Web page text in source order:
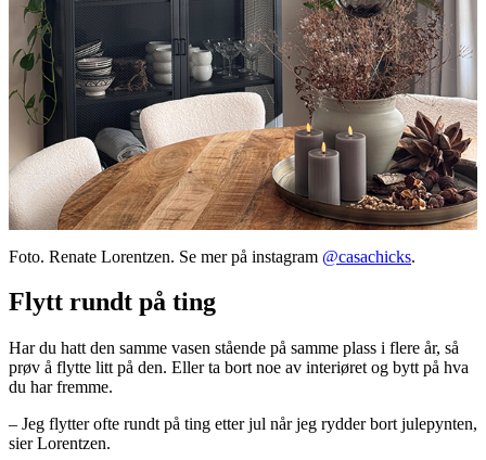
Foto. Renate Lorentzen. Se mer på instagram @casachicks.
Flytt rundt på ting
Har du hatt den samme vasen stående på samme plass i flere år, så
prøv å flytte litt på den. Eller ta bort noe av interiøret og bytt på hva
du har fremme.
– Jeg flytter ofte rundt på ting etter jul når jeg rydder bort julepynten,
sier Lorentzen.